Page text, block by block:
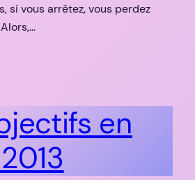
si vous arrêtez, vous perdez
en